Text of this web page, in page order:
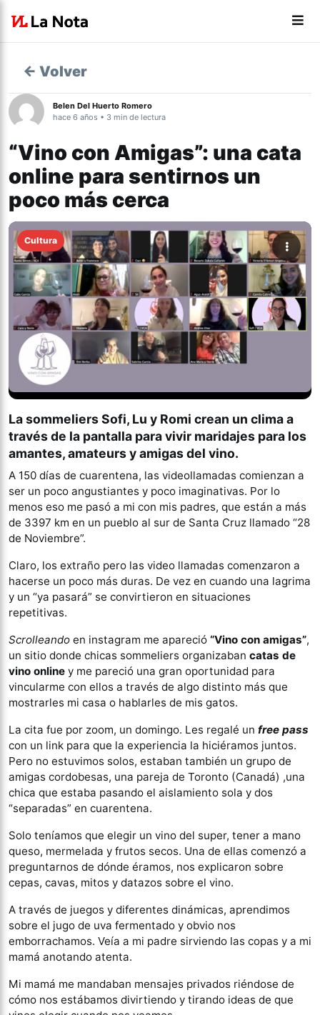
← Volver
Belen Del Huerto Romero
hace 6 años • 3 min de lectura
“Vino con Amigas”: una cata
online para sentirnos un
poco más cerca
Cultura
La sommeliers Sofi, Lu y Romi crean un clima a
través de la pantalla para vivir maridajes para los
amantes, amateurs y amigas del vino.
A 150 días de cuarentena, las videollamadas comienzan a
ser un poco angustiantes y poco imaginativas. Por lo
menos eso me pasó a mi con mis padres, que están a más
de 3397 km en un pueblo al sur de Santa Cruz llamado “28
de Noviembre”.
Claro, los extraño pero las video llamadas comenzaron a
hacerse un poco más duras. De vez en cuando una lagrima
y un “ya pasará” se convirtieron en situaciones
repetitivas.
Scrolleando en instagram me apareció “Vino con amigas”,
un sitio donde chicas sommeliers organizaban catas de
vino online y me pareció una gran oportunidad para
vincularme con ellos a través de algo distinto más que
mostrarles mi casa o hablarles de mis gatos.
La cita fue por zoom, un domingo. Les regalé un free pass
con un link para que la experiencia la hiciéramos juntos.
Pero no estuvimos solos, estaban también un grupo de
amigas cordobesas, una pareja de Toronto (Canadá) ,una
chica que estaba pasando el aislamiento sola y dos
“separadas” en cuarentena.
Solo teníamos que elegir un vino del super, tener a mano
queso, mermelada y frutos secos. Una de ellas comenzó a
preguntarnos de dónde éramos, nos explicaron sobre
cepas, cavas, mitos y datazos sobre el vino.
A través de juegos y diferentes dinámicas, aprendimos
sobre el jugo de uva fermentado y obvio nos
emborrachamos. Veía a mi padre sirviendo las copas y a mi
mamá anotando atenta.
Mi mamá me mandaban mensajes privados riéndose de
cómo nos estábamos divirtiendo y tirando ideas de que